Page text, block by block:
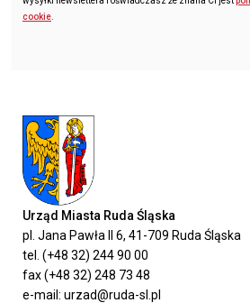
cookie
Urząd Miasta Ruda Śląska
pl. Jana Pawła II 6, 41-709 Ruda Śląska
tel. (+48 32) 244 90 00
fax (+48 32) 248 73 48
e-mail: urzad@ruda-sl.pl